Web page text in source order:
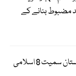
مضبوط بنانے کے
غزہ میں اسرائیلی کارروائیوں پر پاکستان سمیت 8 اسلامی